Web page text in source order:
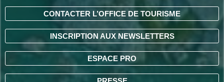
CONTACTER L’OFFICE DE TOURISME
INSCRIPTION AUX NEWSLETTERS
ESPACE PRO